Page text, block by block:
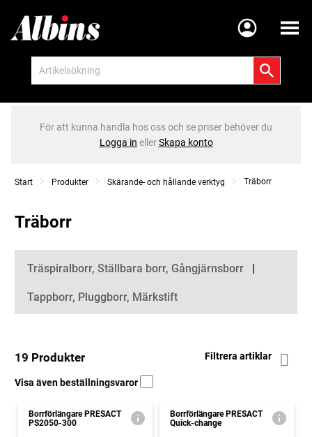
Meny
För att kunna handla hos oss och se priser behöver du
Logga in ellerSkapa konto
Start Produkter Skärande- och hållande verktyg Träborr
Träborr
Kategorier
Träspiralborr, Ställbara borr, Gångjärnsborr
Tappborr, Pluggborr, Märkstift
19 Produkter Filtrera artiklar
Visa även beställningsvaror
Borrförlängare PRESACT
PS2050-300
Borrförlängare PRESACT
Quick-change